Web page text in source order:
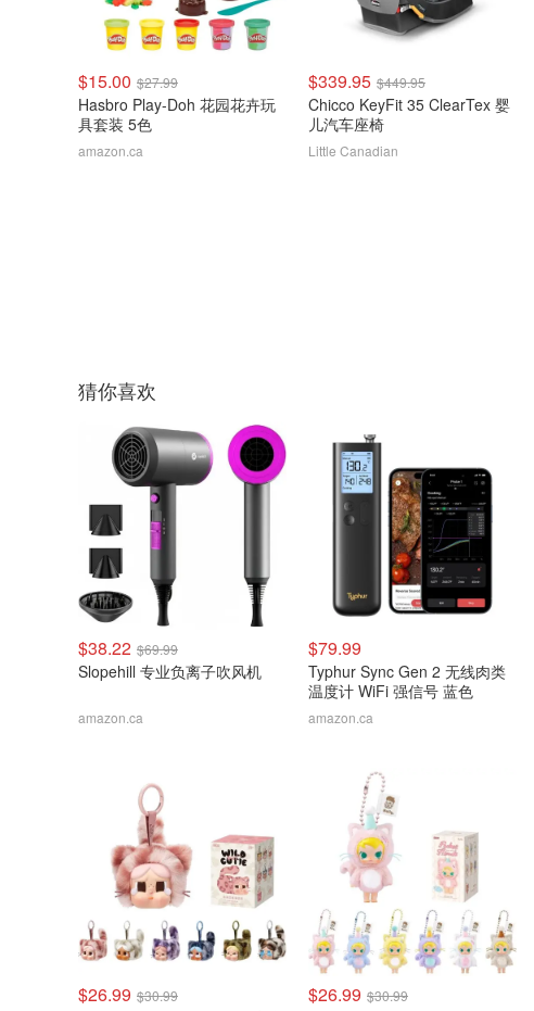
$15.00 $27.99
Hasbro Play-Doh 花园花卉玩
具套装 5色
amazon.ca
$339.95 $449.95
Chicco KeyFit 35 ClearTex 婴
儿汽车座椅
Little Canadian
猜你喜欢
$38.22 $69.99
Slopehill 专业负离子吹风机
amazon.ca
$79.99
Typhur Sync Gen 2 无线肉类
温度计 WiFi 强信号 蓝色
amazon.ca
$26.99 $30.99 $26.99 $30.99